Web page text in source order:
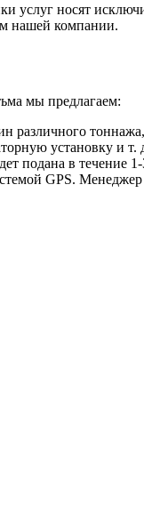
носят
нашей компании.
мы предлагаем:
установку и т.
подана в течение
GPS.